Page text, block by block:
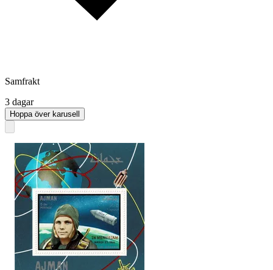
Samfrakt
3 dagar
Hoppa över karusell